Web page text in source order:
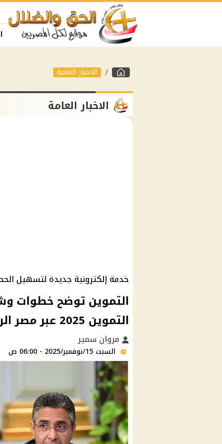
الاخبار العامة
الاخبار العامة
خدمة إلكترونية جديدة لتسهيل
التموين توضح خطوات
التموين 2025 عبر مصر الرقمية
مروان سمير
السبت 15/نوفمبر/2025 - 06:00 ص